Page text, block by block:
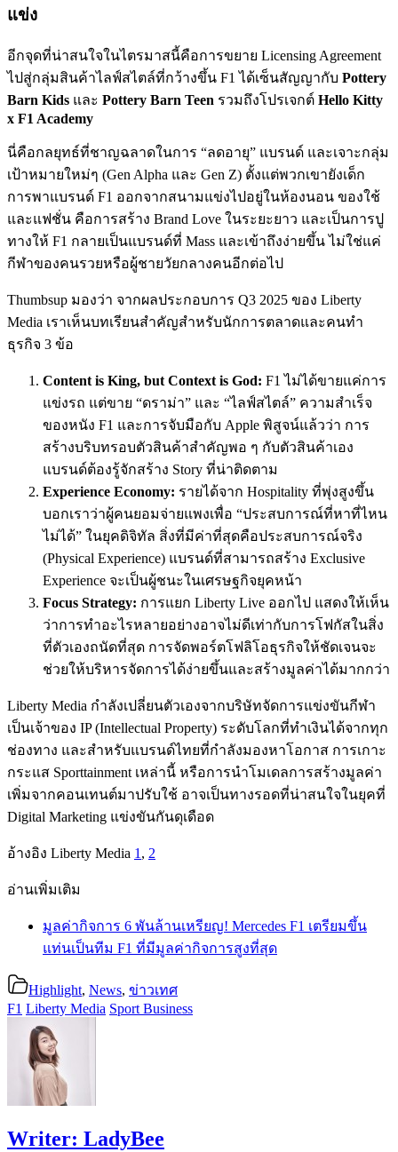
แข่ง
อีกจุดที่น่าสนใจในไตรมาสนี้คือการขยาย Licensing Agreement
ไปสู่กลุ่มสินค้าไลฟ์สไตล์ที่กว้างขึ้น F1 ได้เซ็นสัญญากับ Pottery
Barn Kids และ Pottery Barn Teen รวมถึงโปรเจกต์ Hello Kitty
x F1 Academy
นี่คือกลยุทธ์ที่ชาญฉลาดในการ “ลดอายุ” แบรนด์ และเจาะกลุ่ม
เป้าหมายใหม่ๆ (Gen Alpha และ Gen Z) ตั้งแต่พวกเขายังเด็ก
การพาแบรนด์ F1 ออกจากสนามแข่งไปอยู่ในห้องนอน ของใช้
และแฟชั่น คือการสร้าง Brand Love ในระยะยาว และเป็นการปู
ทางให้ F1 กลายเป็นแบรนด์ที่ Mass และเข้าถึงง่ายขึ้น ไม่ใช่แค่
กีฬาของคนรวยหรือผู้ชายวัยกลางคนอีกต่อไป
Thumbsup มองว่า จากผลประกอบการ Q3 2025 ของ Liberty
Media เราเห็นบทเรียนสำคัญสำหรับนักการตลาดและคนทำ
ธุรกิจ 3 ข้อ
Content is King, but Context is God: F1 ไม่ได้ขายแค่การ
แข่งรถ แต่ขาย “ดราม่า” และ “ไลฟ์สไตล์” ความสำเร็จ
ของหนัง F1 และการจับมือกับ Apple พิสูจน์แล้วว่า การ
สร้างบริบทรอบตัวสินค้าสำคัญพอ ๆ กับตัวสินค้าเอง
แบรนด์ต้องรู้จักสร้าง Story ที่น่าติดตาม
Experience Economy: รายได้จาก Hospitality ที่พุ่งสูงขึ้น
บอกเราว่าผู้คนยอมจ่ายแพงเพื่อ “ประสบการณ์ที่หาที่ไหน
ไม่ได้” ในยุคดิจิทัล สิ่งที่มีค่าที่สุดคือประสบการณ์จริง
(Physical Experience) แบรนด์ที่สามารถสร้าง Exclusive
Experience จะเป็นผู้ชนะในเศรษฐกิจยุคหน้า
Focus Strategy: การแยก Liberty Live ออกไป แสดงให้เห็น
ว่าการทำอะไรหลายอย่างอาจไม่ดีเท่ากับการโฟกัสในสิ่ง
ที่ตัวเองถนัดที่สุด การจัดพอร์ตโฟลิโอธุรกิจให้ชัดเจนจะ
ช่วยให้บริหารจัดการได้ง่ายขึ้นและสร้างมูลค่าได้มากกว่า
Liberty Media กำลังเปลี่ยนตัวเองจากบริษัทจัดการแข่งขันกีฬา
เป็นเจ้าของ IP (Intellectual Property) ระดับโลกที่ทำเงินได้จากทุก
ช่องทาง และสำหรับแบรนด์ไทยที่กำลังมองหาโอกาส การเกาะ
กระแส Sporttainment เหล่านี้ หรือการนำโมเดลการสร้างมูลค่า
เพิ่มจากคอนเทนต์มาปรับใช้ อาจเป็นทางรอดที่น่าสนใจในยุคที่
Digital Marketing แข่งขันกันดุเดือด
อ้างอิง Liberty Media 1 , 2
อ่านเพิ่มเติม
มูลค่ากิจการ 6 พันล้านเหรียญ! Mercedes F1 เตรียมขึ้น
แท่นเป็นทีม F1 ที่มีมูลค่ากิจการสูงที่สุด
Highlight, News, ข่าวเทศ
F1 Liberty Media Sport Business
Writer: LadyBee